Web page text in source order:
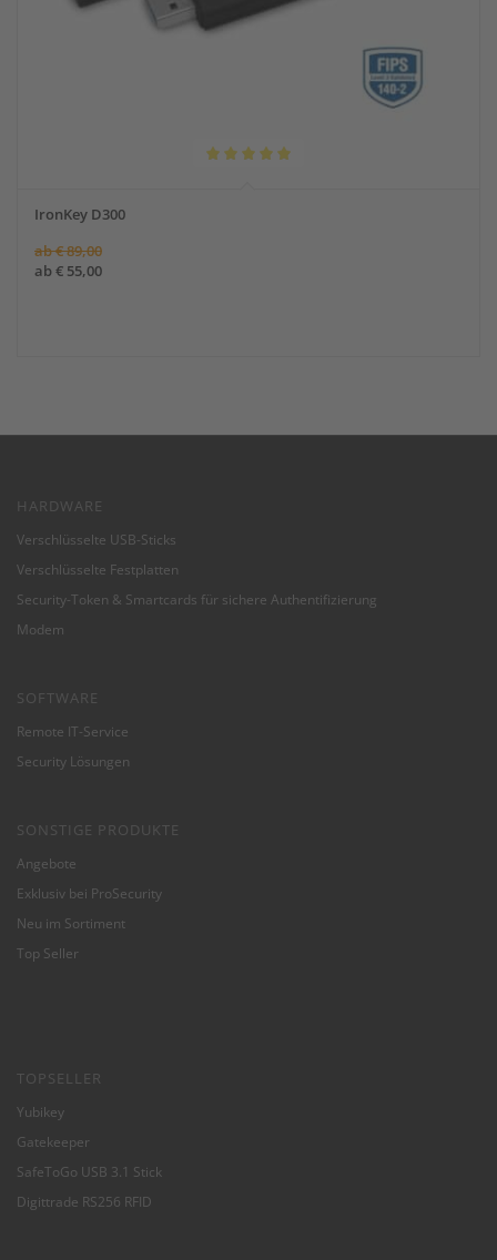
IronKey D300
ab€89,00
ab€ 55,00
HARDWARE
Verschlüsselte USB-Sticks
Verschlüsselte Festplatten
Security-Token & Smartcards für sichere Authentifizierung
Modem
SOFTWARE
Remote IT-Service
Security Lösungen
SONSTIGE PRODUKTE
Angebote
Exklusiv bei ProSecurity
Neu im Sortiment
Top Seller
TOPSELLER
Yubikey
Gatekeeper
SafeToGo USB 3.1 Stick
Digittrade RS256 RFID